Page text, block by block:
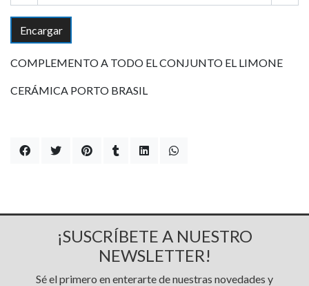
Encargar
COMPLEMENTO A TODO EL CONJUNTO EL LIMONE
CERÁMICA PORTO BRASIL
¡SUSCRÍBETE A NUESTRO
NEWSLETTER!
Sé el primero en enterarte de nuestras novedades y